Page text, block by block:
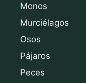
Monos
Murciélagos
Osos
Pájaros
Peces